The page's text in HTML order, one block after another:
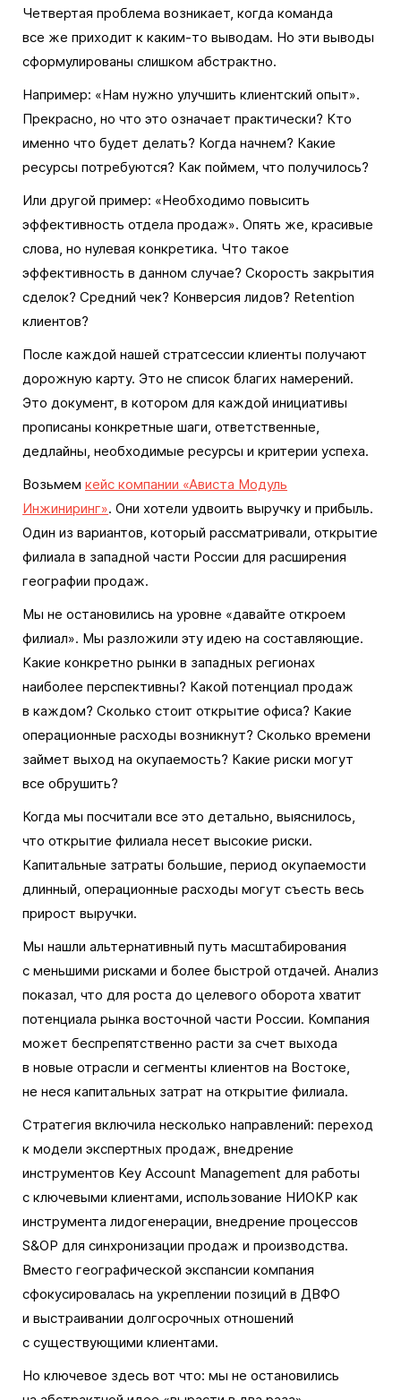
Четвертая проблема возникает, когда команда
все же приходит к каким-то выводам. Но эти выводы
сформулированы слишком абстрактно.
Например: «Нам нужно улучшить клиентский опыт».
Прекрасно, но что это означает практически? Кто
именно что будет делать? Когда начнем? Какие
ресурсы потребуются? Как поймем, что получилось?
Или другой пример: «Необходимо повысить
эффективность отдела продаж». Опять же, красивые
слова, но нулевая конкретика. Что такое
эффективность в данном случае? Скорость закрытия
сделок? Средний чек? Конверсия лидов? Retention
клиентов?
После каждой нашей стратсессии клиенты получают
дорожную карту. Это не список благих намерений.
Это документ, в котором для каждой инициативы
прописаны конкретные шаги, ответственные,
дедлайны, необходимые ресурсы и критерии успеха.
Возьмем кейс компании «Ависта Модуль
Инжиниринг». Они хотели удвоить выручку и прибыль.
Один из вариантов, который рассматривали, открытие
филиала в западной части России для расширения
географии продаж.
Мы не остановились на уровне «давайте откроем
филиал». Мы разложили эту идею на составляющие.
Какие конкретно рынки в западных регионах
наиболее перспективны? Какой потенциал продаж
в каждом? Сколько стоит открытие офиса? Какие
операционные расходы возникнут? Сколько времени
займет выход на окупаемость? Какие риски могут
все обрушить?
Когда мы посчитали все это детально, выяснилось,
что открытие филиала несет высокие риски.
Капитальные затраты большие, период окупаемости
длинный, операционные расходы могут съесть весь
прирост выручки.
Мы нашли альтернативный путь масштабирования
с меньшими рисками и более быстрой отдачей. Анализ
показал, что для роста до целевого оборота хватит
потенциала рынка восточной части России. Компания
может беспрепятственно расти за счет выхода
в новые отрасли и сегменты клиентов на Востоке,
не неся капитальных затрат на открытие филиала.
Стратегия включила несколько направлений: переход
к модели экспертных продаж, внедрение
инструментов Key Account Management для работы
с ключевыми клиентами, использование НИОКР как
инструмента лидогенерации, внедрение процессов
S&OP для синхронизации продаж и производства.
Вместо географической экспансии компания
сфокусировалась на укреплении позиций в ДВФО
и выстраивании долгосрочных отношений
с существующими клиентами.
Но ключевое здесь вот что: мы не остановились